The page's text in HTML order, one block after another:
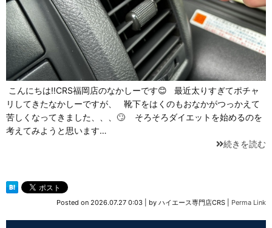
こんにちは‼CRS福岡店のなかしーです😊 最近太りすぎてポチャ
リしてきたなかしーですが、 靴下をはくのもおなかがつっかえて
苦しくなってきました、、、🙄 そろそろダイエットを始めるのを
考えてみようと思います…
続きを読む
Posted on 2026.07.27 0:03 by ハイエース専門店CRS Perma Link